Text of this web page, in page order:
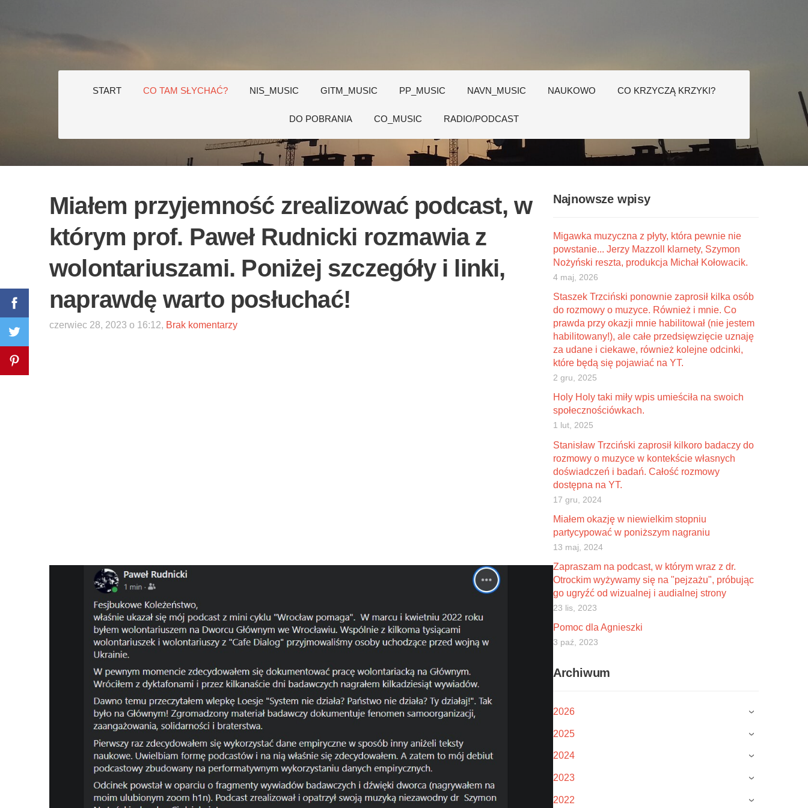
START CO TAM SŁYCHAĆ? NIS_MUSIC GITM_MUSIC PP_MUSIC NAVN_MUSIC NAUKOWO CO KRZYCZĄ KRZYKI?
DO POBRANIA CO_MUSIC RADIO/PODCAST
Najnowsze wpisy
Migawka muzyczna z płyty, która pewnie nie
powstanie... Jerzy Mazzoll klarnety, Szymon
Nożyński reszta, produkcja Michał Kołowacik.
4 maj, 2026
Staszek Trzciński ponownie zaprosił kilka osób
do rozmowy o muzyce. Również i mnie. Co
prawda przy okazji mnie habilitował (nie jestem
habilitowany!), ale całe przedsięwzięcie uznaję
za udane i ciekawe, również kolejne odcinki,
które będą się pojawiać na YT.
2 gru, 2025
Holy Holy taki miły wpis umieściła na swoich
społecznościówkach.
1 lut, 2025
Stanisław Trzciński zaprosił kilkoro badaczy do
rozmowy o muzyce w kontekście własnych
doświadczeń i badań. Całość rozmowy
dostępna na YT.
17 gru, 2024
Miałem okazję w niewielkim stopniu
partycypować w poniższym nagraniu
13 maj, 2024
Zapraszam na podcast, w którym wraz z dr.
Otrockim wyżywamy się na "pejzażu", próbując
go ugryźć od wizualnej i audialnej strony
23 lis, 2023
Pomoc dla Agnieszki
3 paź, 2023
Archiwum
2026 ›
2025 ›
2024 ›
2023 ›
2022 ›
Miałem przyjemność zrealizować podcast, w
którym prof. Paweł Rudnicki rozmawia z
wolontariuszami. Poniżej szczegóły i linki,
naprawdę warto posłuchać!
czerwiec 28, 2023 o 16:12, Brak komentarzy